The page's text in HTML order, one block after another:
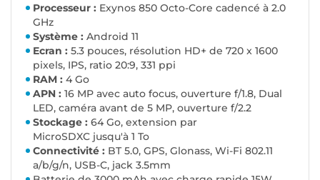
Processeur : Exynos 850 Octo-Core cadencé à 2.0
GHz
Système : Android 11
Ecran : 5.3 pouces, résolution HD+ de 720 x 1600
pixels, IPS, ratio 20:9, 331 ppi
RAM : 4 Go
APN : 16 MP avec auto focus, ouverture f/1.8, Dual
LED, caméra avant de 5 MP, ouverture f/2.2
Stockage : 64 Go, extension par
MicroSDXC jusqu'à 1 To
Connectivité : BT 5.0, GPS, Glonass, Wi-Fi 802.11
a/b/g/n, USB-C, jack 3.5mm